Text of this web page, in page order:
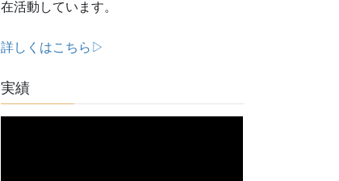
在活動しています。
詳しくはこちら▷
実績